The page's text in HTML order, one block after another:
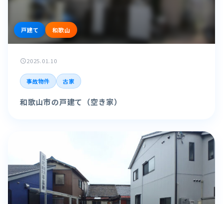
戸建て 和歌山
schedule2025.01.10
事故物件 古家
和歌山市の戸建て（空き家）